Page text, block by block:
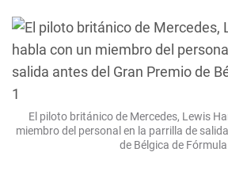
El piloto británico de Mercedes, Lewis
miembro del personal en la parrilla de
de Bélgica de Fórmula